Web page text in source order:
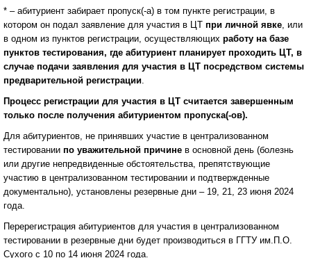
* – абитуриент забирает пропуск(-а) в том пункте регистрации, в
котором он подал заявление для участия в ЦТ при личной явке , или
в одном из пунктов регистрации, осуществляющих работу на базе
пунктов тестирования, где абитуриент планирует проходить ЦТ, в
случае подачи заявления для участия в ЦТ посредством системы
предварительной регистрации
Процесс регистрации для участия в ЦТ считается завершенным
только после получения абитуриентом пропуска(-ов).
Для абитуриентов, не принявших участие в централизованном
тестировании по уважительной причине в основной день (болезнь
или другие непредвиденные обстоятельства, препятствующие
участию в централизованном тестировании и подтвержденные
документально), установлены резервные дни – 19, 21, 23 июня 2024
года.
Перерегистрация абитуриентов для участия в централизованном
тестировании в резервные дни будет производиться в ГГТУ им.П.О.
Сухого с 10 по 14 июня 2024 года.